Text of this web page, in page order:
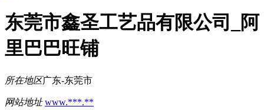
东莞市鑫圣工艺品有限公司_阿
里巴巴旺铺
所在地区广东-东莞市
网站地址 www.***.**